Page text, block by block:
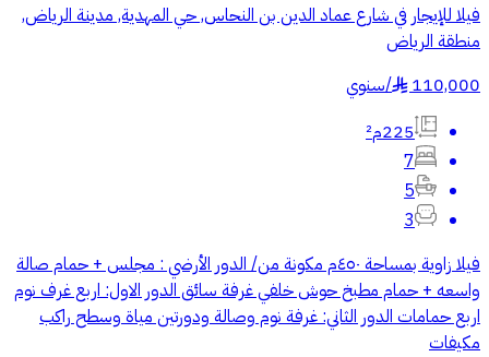
فيلا للإيجار في شارع عماد الدين بن النحاس, حي المهدية, مدينة الرياض,
منطقة الرياض
110,000
§
/سنوي
225م²
7
5
3
فيلا زاوية بمساحة ٤٥٠م مكونة من/ الدور الأرضي : مجلس + حمام صالة
واسعه + حمام مطبخ حوش خلفي غرفة سائق الدور الاول: اربع غرف نوم
اربع حمامات الدور الثاني: غرفة نوم وصالة ودورتين مياة وسطح راكب
مكيفات